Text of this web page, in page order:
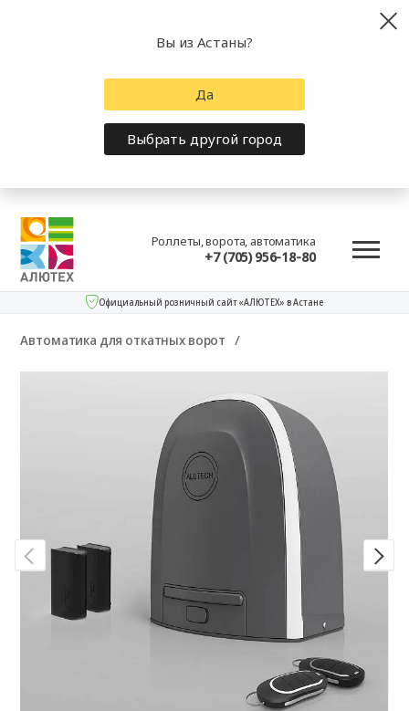
Роллеты, ворота, автоматика
+7 (705) 956-18-80
Официальный розничный сайт «АЛЮТЕХ» в Астане
Автоматика для откатных ворот
Вы из Астаны?
Да
Выбрать другой город